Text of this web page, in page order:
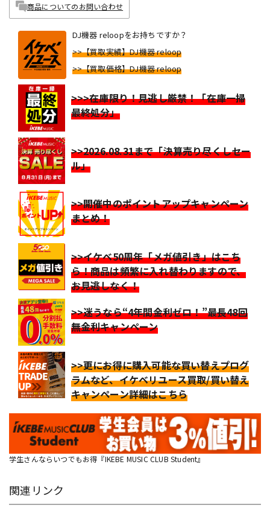
商品についてのお問い合わせ
DJ機器 reloopをお持ちですか？
>>【買取実績】DJ機器 reloop
>>【買取価格】DJ機器 reloop
>>>在庫限り！見逃し厳禁！「在庫一掃
最終処分」
>>2026.08.31まで「決算売り尽くしセー
ル」
>>開催中のポイントアップキャンペーン
まとめ！
>>イケベ50周年「メガ値引き」はこち
ら！商品は頻繁に入れ替わりますので、
お見逃しなく！
>>迷うなら“4年間金利ゼロ！”最長48回
無金利キャンペーン
>>更にお得に購入可能な買い替えプログ
ラムなど、イケベリユース買取/買い替え
キャンペーン詳細はこちら
学生さんならいつでもお得『IKEBE MUSIC CLUB Student』
関連リンク